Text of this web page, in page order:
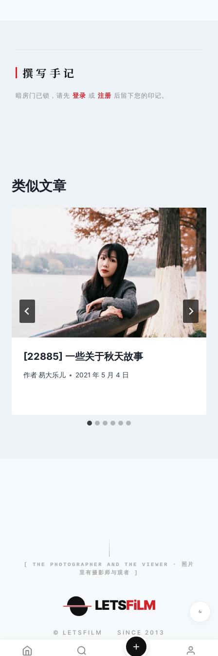
撰 写 手 记
暗房门已锁，请先 登录 或 注册 后留下您的印记。
类似文章
[22885] 一些关于秋天故事
作者易大乐儿 2021 年 5 月 4 日
[ THE PHOTOGRAPHER AND THE VIEWER · 照片
里有摄影师与观者 ]
LETSFiLM
© LETSFILM SINCE 2013